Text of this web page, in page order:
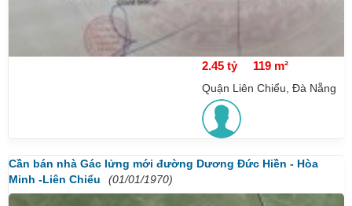
2.45 tỷ 119 m²
Quận Liên Chiểu, Đà Nẵng
Cần bán nhà Gác lửng mới đường Dương Đức Hiền - Hòa
Minh -Liên Chiểu
(01/01/1970)